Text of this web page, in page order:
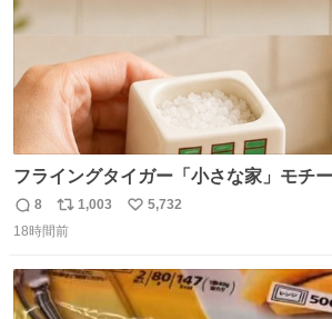
フライングタイガー「小さな家」モチ
並べれば“デンマークの街並み”に ピンク・グリーン・テラ
コッタの全9種 - fashion-press.net/
返
信
8
リ
ポ
ト
数
1,003
い
数
5,732
18時間前